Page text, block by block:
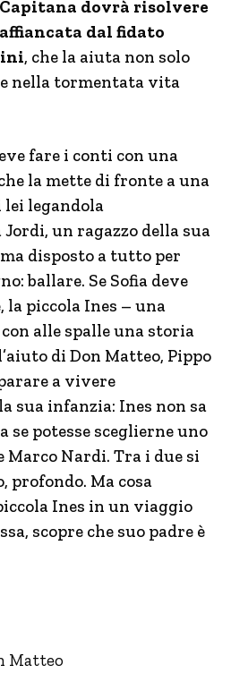
Capitana dovrà risolvere
dal fidato
, che la aiuta non solo
nella tormentata vita
fare i conti con una
la mette di fronte a una
legandola
un ragazzo della sua
disposto a tutto per
ballare. Se Sofia deve
la piccola Ines – una
alle spalle una storia
di Don Matteo, Pippo
a vivere
sua infanzia: Ines non sa
se potesse sceglierne uno
Marco Nardi. Tra i due si
profondo. Ma cosa
Ines in un viaggio
scopre che suo padre è
Matteo